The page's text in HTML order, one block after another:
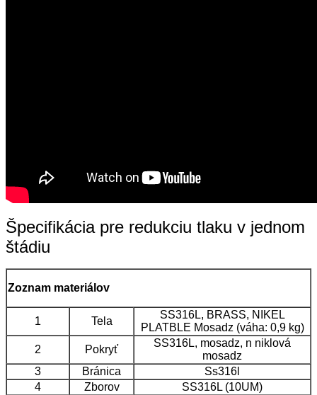
Špecifikácia pre redukciu tlaku v jednom
štádiu
Zoznam materiálov
1 Tela
SS316L, BRASS, NIKEL
PLATBLE Mosadz (váha: 0,9 kg)
2
Pokryť
SS316L, mosadz, n niklová
mosadz
3
Bránica
Ss316l
4
Zborov
SS316L (10UM)